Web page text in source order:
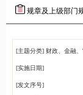
规章及上级部门
[主题分类] 财政、金融
[实施日期]
[发文序号]